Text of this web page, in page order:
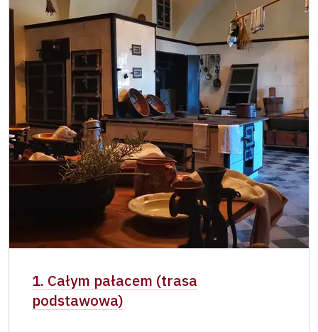
Osoba zatrudniona w NPÚ (+ 3 czlonkowie
rodziny)
zadarmo
Posiadacz karty „Naš člověk”*
zadarmo
Ważny dla jednej osoby - posiadacza karty
lub kodu QR
1. Całym pałacem (trasa
podstawowa)